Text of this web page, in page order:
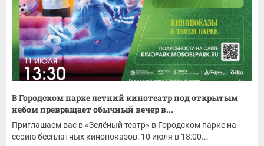
В Городском парке летний кинотеатр под открытым
небом превращает обычный вечер в...
Приглашаем вас в «Зелёный театр» в Городском парке на
серию бесплатных кинопоказов: 10 июля в 18:00...